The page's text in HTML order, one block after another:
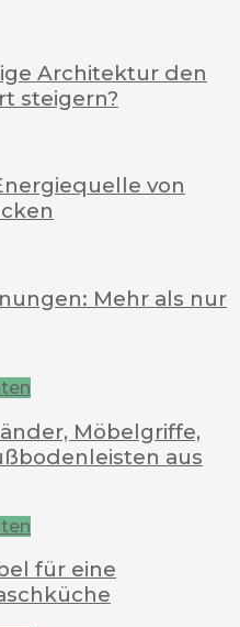
Architektur den
steigern?
von
Mehr als nur
Möbelgriffe,
aus
für eine